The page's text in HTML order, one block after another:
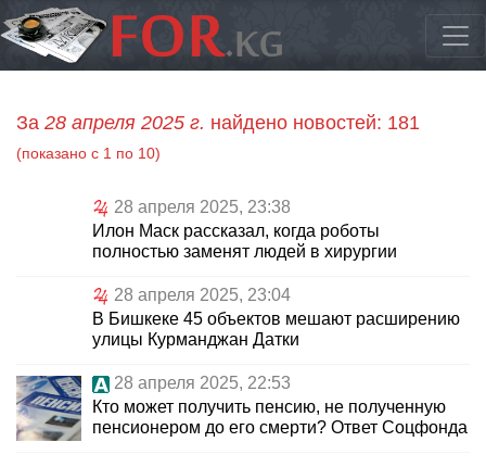
За 28 апреля 2025 г. найдено новостей: 181
(показано с 1 по 10)
28 апреля 2025, 23:38
Илон Маск рассказал, когда роботы
полностью заменят людей в хирургии
28 апреля 2025, 23:04
В Бишкеке 45 объектов мешают расширению
улицы Курманджан Датки
28 апреля 2025, 22:53
Кто может получить пенсию, не полученную
пенсионером до его смерти? Ответ Соцфонда